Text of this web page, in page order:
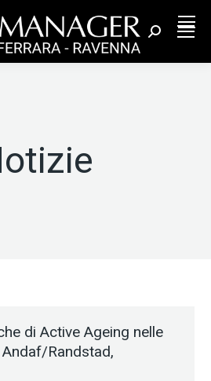
Cerca:
di Active Ageing nelle
Randstad,